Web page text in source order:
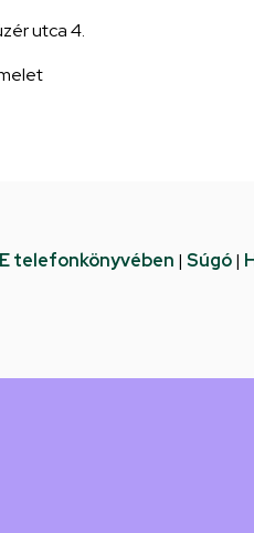
utca 4.
telefonkönyvében | Súgó|